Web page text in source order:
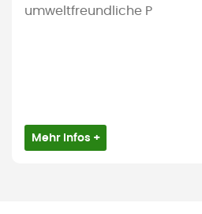
umweltfreundliche P
Mehr Infos +